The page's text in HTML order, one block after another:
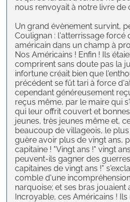
nous renvoyait à notre livre de
Un grand évènement survint,
Coulignan : l'atterrissage forcé
américain dans un champ à
Nos Américains ! Enfin ! Ils
comprirent sans doute pas la
infortune créait bien que
précédent se fût tari à force
cependant généreusement
reçus même, par le maire qui
qui leur offrit couvert et
jeunes, très jeunes même et,
beaucoup de villageois, le
guère avoir plus de vingt ans,
capitaine ! "Vingt ans !" vingt
peuvent-ils gagner des
capitaines de vingt ans !"
comble d'une
narquoise; et ses bras jouaient
Incroyable, ces Américains !